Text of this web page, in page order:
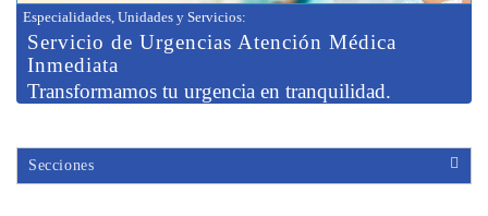
Especialidades, Unidades y Servicios:
Servicio de Urgencias Atención Médica
Inmediata
Transformamos tu urgencia en tranquilidad.
Secciones